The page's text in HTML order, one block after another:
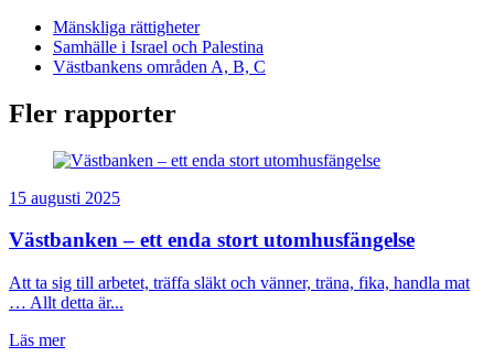
Mänskliga rättigheter
Samhälle i Israel och Palestina
Västbankens områden A, B, C
Fler rapporter
15 augusti 2025
Västbanken – ett enda stort utomhusfängelse
Att ta sig till arbetet, träffa släkt och vänner, träna, fika, handla mat
… Allt detta är...
Läs mer